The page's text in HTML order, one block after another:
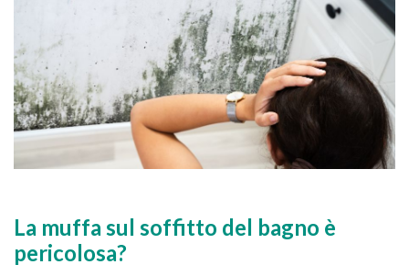
La muffa sul soffitto del bagno è
pericolosa?